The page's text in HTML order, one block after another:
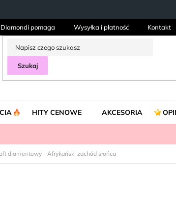
Diamondi pomaga Wysyłka i płatność Kontakt
Szukaj
HITY CENOWE AKCESORIA
diamentowy - Afrykański zachód słońca